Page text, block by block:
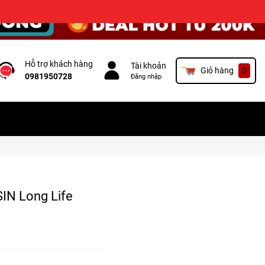
Hỗ trợ khách hàng
0981950728
Tài khoản
Đăng nhập
Giỏ hàng 0
Long Life